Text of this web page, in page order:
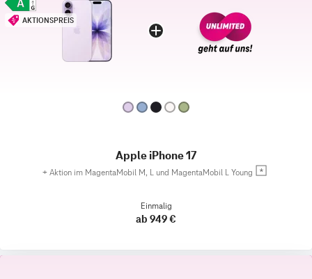
AKTIONSPREIS
Apple iPhone 17
+ Aktion im MagentaMobil M, L und MagentaMobil L Young
Einmalig
ab 949 €